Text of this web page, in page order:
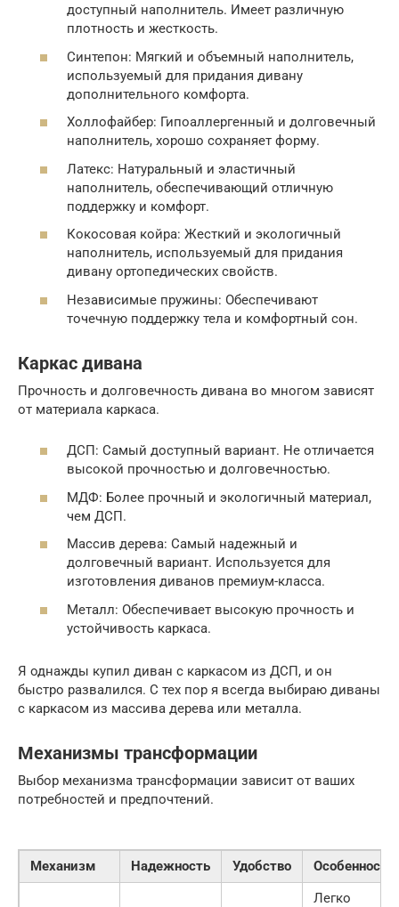
доступный наполнитель. Имеет различную
плотность и жесткость.
Синтепон: Мягкий и объемный наполнитель,
используемый для придания дивану
дополнительного комфорта.
Холлофайбер: Гипоаллергенный и долговечный
наполнитель, хорошо сохраняет форму.
Латекс: Натуральный и эластичный
наполнитель, обеспечивающий отличную
поддержку и комфорт.
Кокосовая койра: Жесткий и экологичный
наполнитель, используемый для придания
дивану ортопедических свойств.
Независимые пружины: Обеспечивают
точечную поддержку тела и комфортный сон.
Каркас дивана
Прочность и долговечность дивана во многом зависят
от материала каркаса.
ДСП: Самый доступный вариант. Не отличается
высокой прочностью и долговечностью.
МДФ: Более прочный и экологичный материал,
чем ДСП.
Массив дерева: Самый надежный и
долговечный вариант. Используется для
изготовления диванов премиум-класса.
Металл: Обеспечивает высокую прочность и
устойчивость каркаса.
Я однажды купил диван с каркасом из ДСП, и он
быстро развалился. С тех пор я всегда выбираю диваны
с каркасом из массива дерева или металла.
Механизмы трансформации
Выбор механизма трансформации зависит от ваших
потребностей и предпочтений.
Механизм Надежность Удобство Особенности
Легко